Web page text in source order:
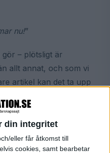
din integritet
eller får åtkomst till
cookies, samt bearbetar
nu!”
– plötsligt är
allt annat, och som vi
artikel kan det ta upp
är ett generellt
och tar sig många